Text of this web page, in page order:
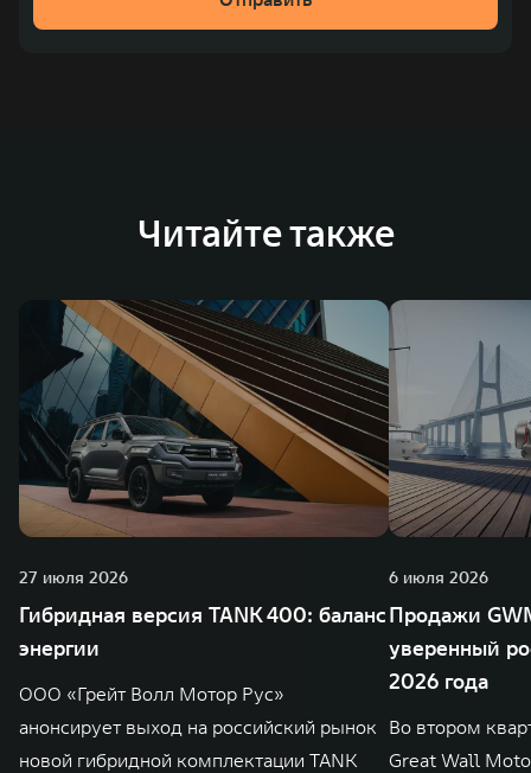
место по объёмам продаж пикапов в Китае. На
зарубежных – в России, Таиланде, Бразилии и Индии, а
Читайте также
27 июля 2026
Гибридная версия TANK 400: баланс
энергии
ООО «Грейт Волл Мотор Рус»
анонсирует выход на российский рынок
новой гибридной комплектации TANK
6 июля 2026
Продажи
уверенный
2026 года
Во втором
Great Wall